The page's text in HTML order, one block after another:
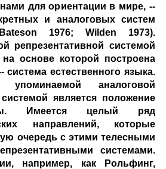
для ориентации в мире, --
и аналоговых систем
1976; Wilden 1973).
репрезентативной системой
на основе которой построена
естественного языка.
упоминаемой аналоговой
является положение
Имеется целый ряд
направлений, которые
очередь с этими телесными
системами.
например, как Рольфинг,